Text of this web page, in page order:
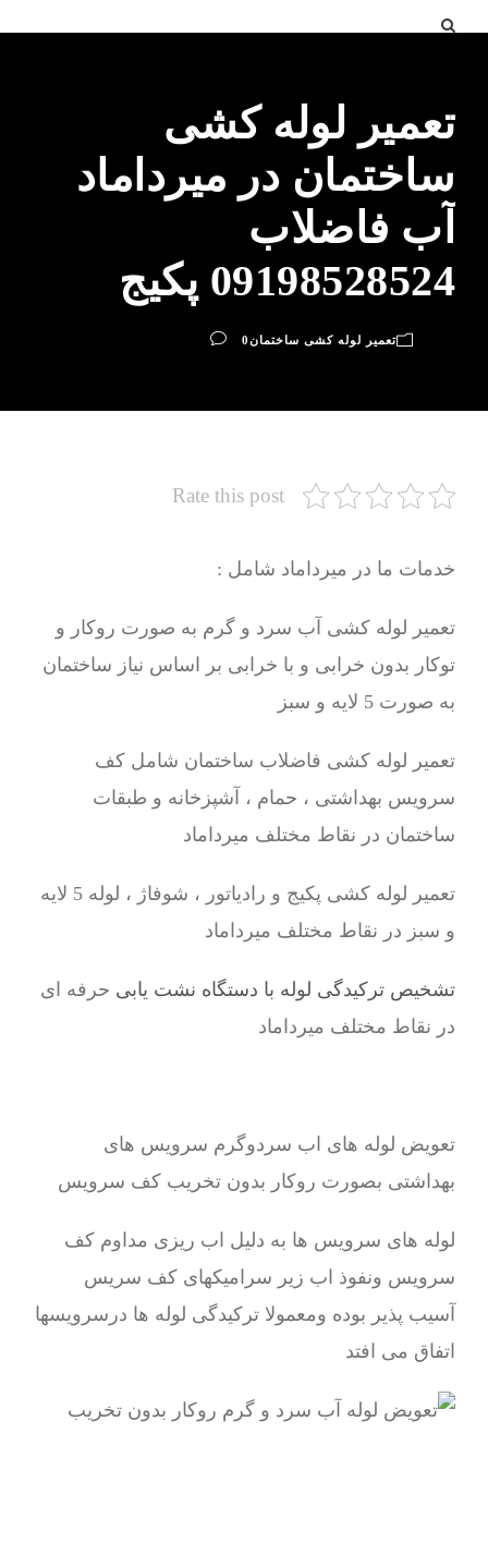
تعمیر لوله کشی
ساختمان در میرداماد
آب فاضلاب
09198528524 پکیج
تعمیر لوله کشی ساختمان0
Rate this post
خدمات ما در میرداماد شامل :
تعمیر لوله کشی آب سرد و گرم به صورت روکار و
توکار بدون خرابی و با خرابی بر اساس نیاز ساختمان
به صورت 5 لایه و سبز
تعمیر لوله کشی فاضلاب ساختمان شامل کف
سرویس بهداشتی ، حمام ، آشپزخانه و طبقات
ساختمان در نقاط مختلف میرداماد
تعمیر لوله کشی پکیج و رادیاتور ، شوفاژ ، لوله 5 لایه
و سبز در نقاط مختلف میرداماد
تشخیص ترکیدگی لوله با دستگاه نشت یابی حرفه ای
در نقاط مختلف میرداماد
تعویض لوله های اب سردوگرم سرویس های
بهداشتی بصورت روکار بدون تخریب کف سرویس
لوله های سرویس ها به دلیل اب ریزی مداوم کف
سرویس ونفوذ اب زیر سرامیکهای کف سریس
آسیب پذیر بوده ومعمولا ترکیدگی لوله ها درسرویسها
اتفاق می افتد